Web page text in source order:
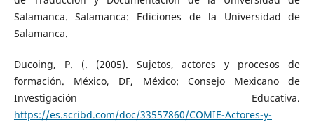
Salamanca. Salamanca: Ediciones de la Universidad de
Salamanca.
Ducoing, P. (. (2005). Sujetos, actores y procesos de
formación. México, DF, México: Consejo Mexicano de
Investigación Educativa.
https://es.scribd.com/doc/33557860/COMIE-Actores-y-